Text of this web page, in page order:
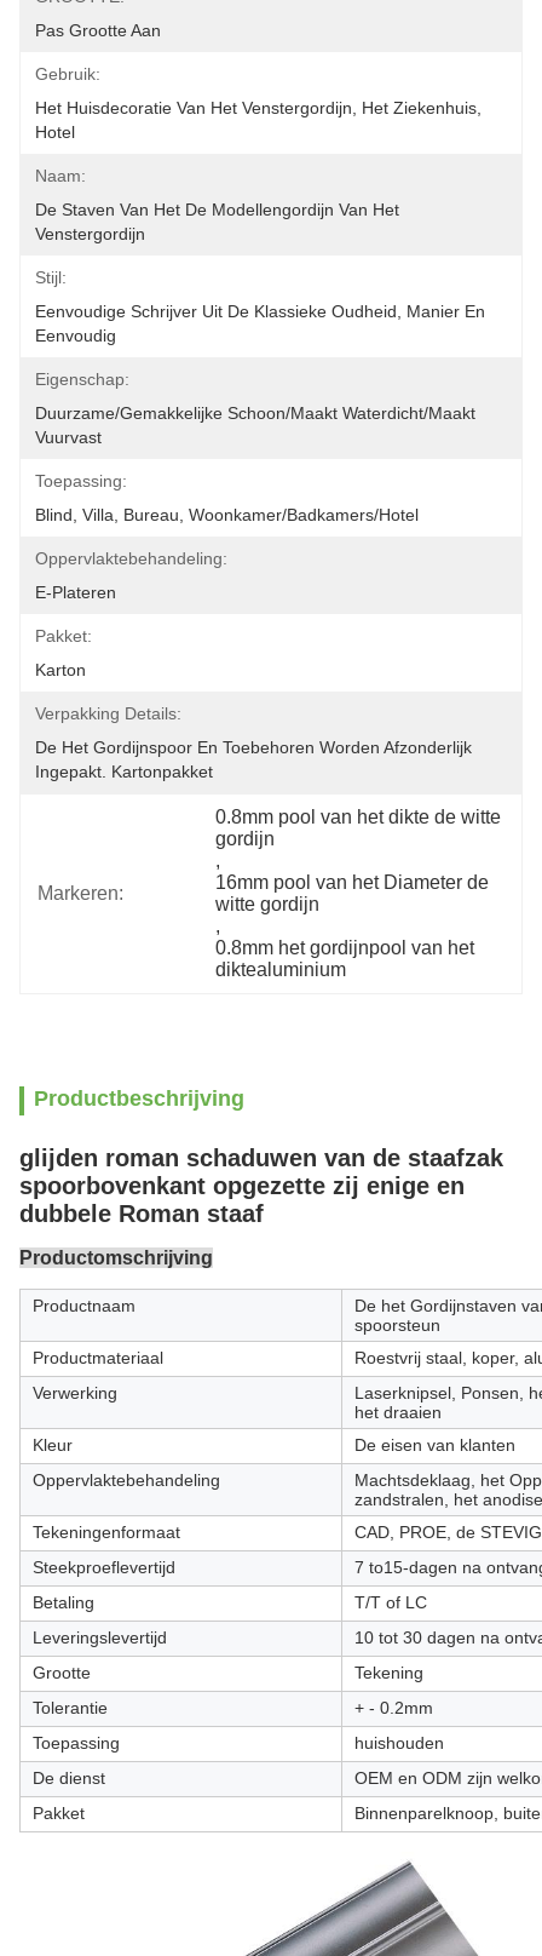
Pas Grootte Aan
Gebruik:
Het Huisdecoratie Van Het Venstergordijn, Het Ziekenhuis,
Hotel
Naam:
De Staven Van Het De Modellengordijn Van Het
Venstergordijn
Stijl:
Eenvoudige Schrijver Uit De Klassieke Oudheid, Manier En
Eenvoudig
Eigenschap:
Duurzame/Gemakkelijke Schoon/maakt Waterdicht/maakt
Vuurvast
Toepassing:
Blind, Villa, Bureau, Woonkamer/Badkamers/Hotel
Oppervlaktebehandeling:
E-Plateren
Pakket:
Karton
Verpakking Details:
De Het Gordijnspoor En Toebehoren Worden Afzonderlijk
Ingepakt. Kartonpakket
Markeren:
0.8mm pool van het dikte de witte
gordijn
,
16mm pool van het Diameter de
witte gordijn
,
0.8mm het gordijnpool van het
diktealuminium
Productbeschrijving
glijden roman schaduwen van de staafzak
spoorbovenkant opgezette zij enige en
dubbele Roman staaf
Productomschrijving
Productnaam
De het Gordijnstaven
spoorsteun
Productmateriaal
Roestvrij staal, koper,
Verwerking
Laserknipsel, Ponsen,
het draaien
Kleur
De eisen van klanten
Oppervlaktebehandeling
Machtsdeklaag, het
zandstralen, het
Tekeningenformaat
CAD, PROE, de
Steekproeflevertijd
7 to15-dagen na
Betaling
T/T of LC
Leveringslevertijd
10 tot 30 dagen na
Grootte
Tekening
Tolerantie
+ - 0.2mm
Toepassing
huishouden
De dienst
OEM en ODM zijn
Pakket
Binnenparelknoop,